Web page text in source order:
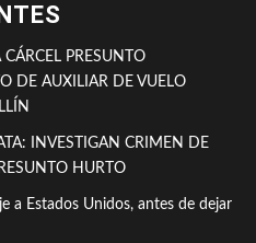
PRESUNTO
DE AUXILIAR DE VUELO
INVESTIGAN CRIMEN DE
HURTO
a Estados Unidos, antes de dejar